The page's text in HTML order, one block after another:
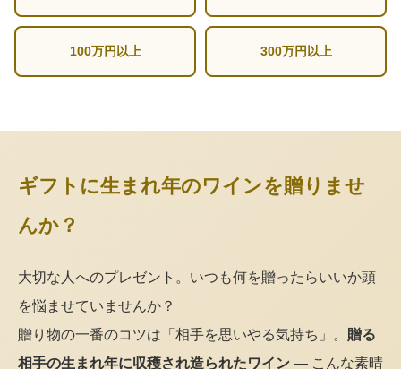
100万円以上 300万円以上
ギフトに生まれ年のワインを贈りませ
んか？
大切な人へのプレゼント。いつも何を贈ったらいいか頭
を悩ませていませんか？
贈り物の一番のコツは「相手を思いやる気持ち」。 贈る
相手の生まれ年に収穫され造られたワイン — こんな素晴